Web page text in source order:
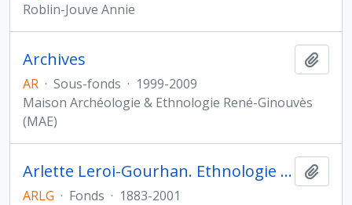
Roblin-Jouve Annie
Archives
AR · Sous-fonds · 1999-2009
Maison Archéologie & Ethnologie René-Ginouvès
(MAE)
Arlette Leroi-Gourhan. Ethnologie préhistorique
ARLG · Fonds · 1883-2001